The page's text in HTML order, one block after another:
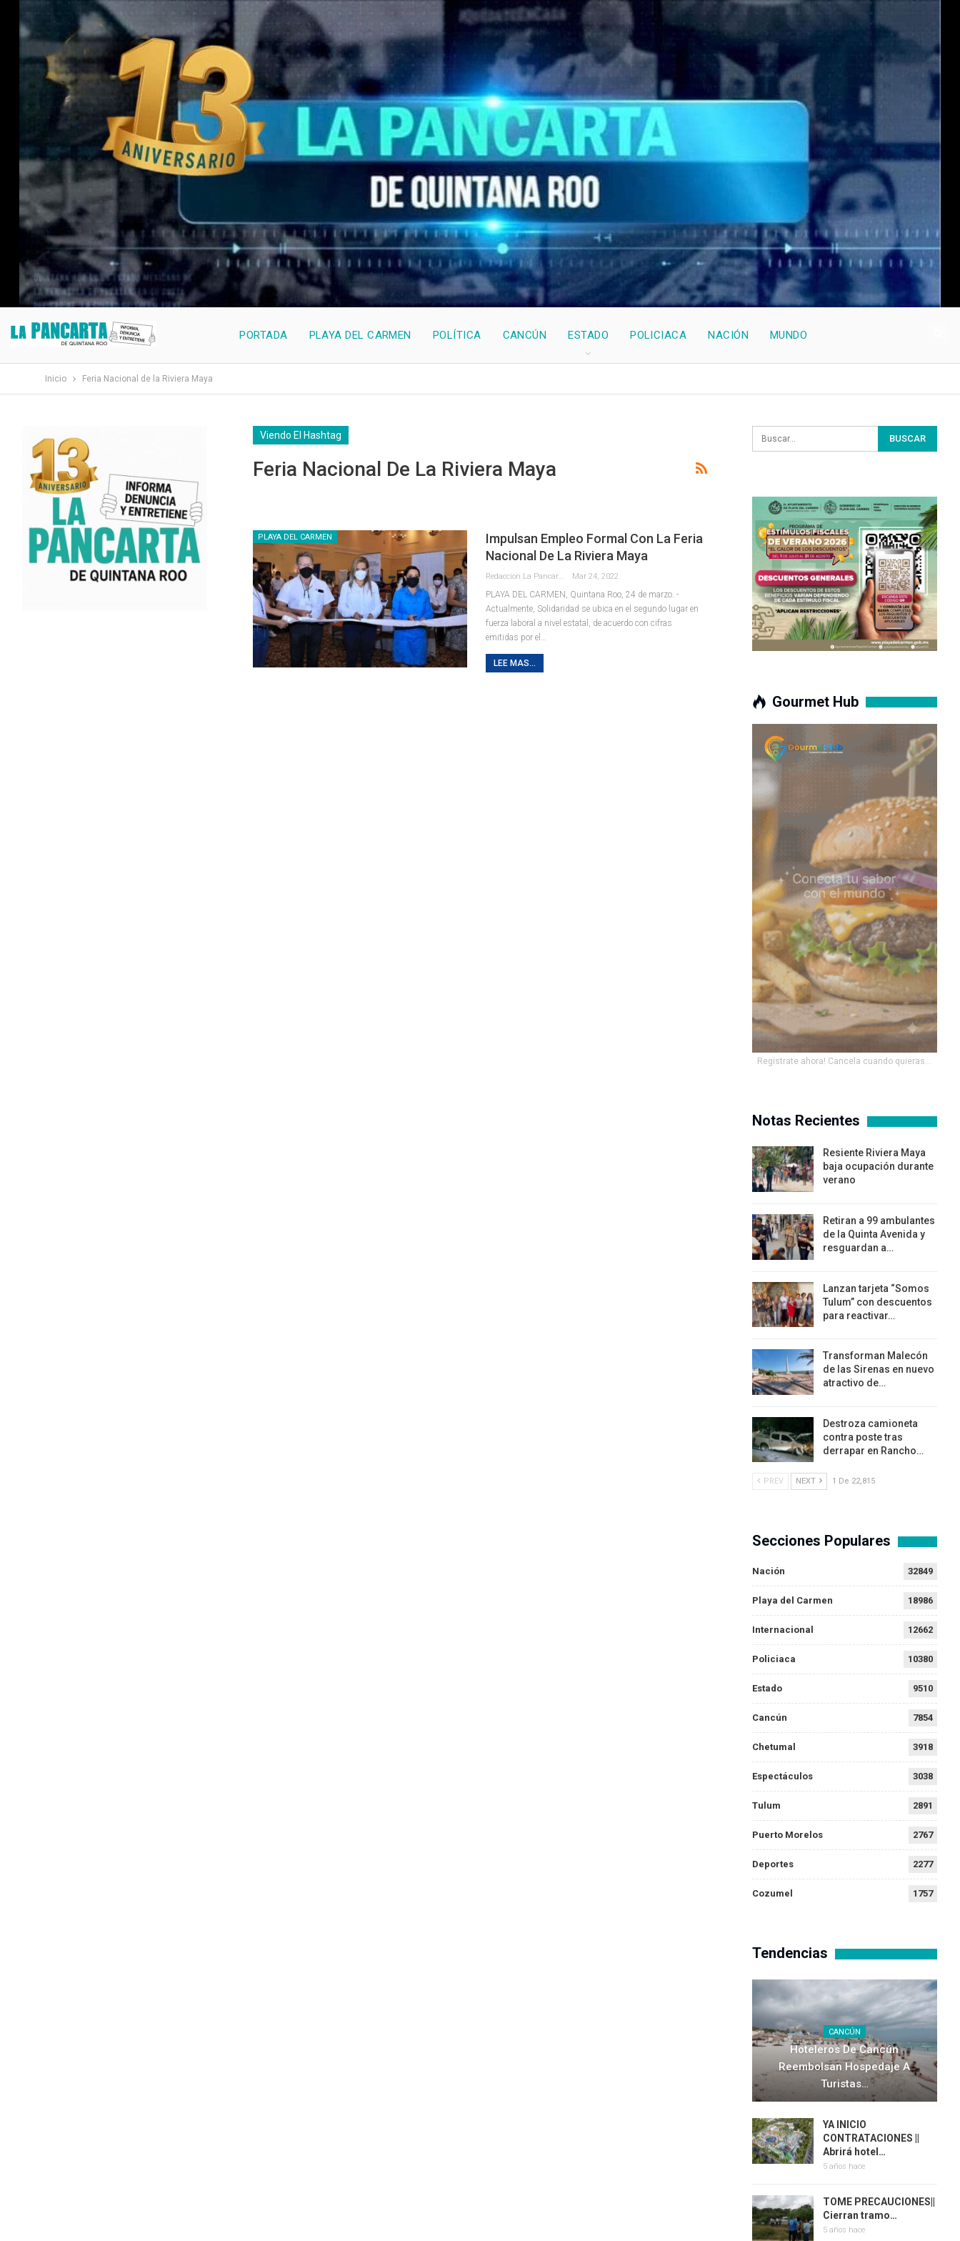
PORTADA PLAYA DEL CARMEN POLÍTICA CANCÚN ESTADO POLICIACA NACIÓN MUNDO
Inicio Feria Nacional de la Riviera Maya
Viendo El Hashtag
Feria Nacional De La Riviera Maya
PLAYA DEL CARMEN
Impulsan Empleo Formal Con La Feria
Nacional De La Riviera Maya
Mar 24, 2022
PLAYA DEL CARMEN, Quintana Roo, 24 de marzo. -
Actualmente, Solidaridad se ubica en el segundo lugar en
fuerza laboral a nivel estatal, de acuerdo con cifras
emitidas por el
LEE MAS...
Gourmet Hub
Registrate ahora! Cancela cuando quieras...
Notas Recientes
Resiente Riviera Maya
baja ocupación durante
verano
Retiran a 99 ambulantes
de la Quinta Avenida y
resguardan a…
Lanzan tarjeta “Somos
Tulum” con descuentos
para reactivar…
Transforman Malecón
de las Sirenas en nuevo
atractivo de…
Destroza camioneta
contra poste tras
derrapar en Rancho…
PREV NEXT 1 De 22,815
Secciones Populares
Nación 32849
Playa del Carmen 18986
Internacional 12662
Policiaca 10380
Estado 9510
Cancún 7854
Chetumal 3918
Espectáculos 3038
Tulum 2891
Puerto Morelos 2767
Deportes 2277
Cozumel 1757
Tendencias
CANCÚN
Hoteleros De Cancún
Reembolsan Hospedaje A
Turistas…
YA INICIO
CONTRATACIONES ||
Abrirá hotel…
5 años hace
TOME PRECAUCIONES||
Cierran tramo…
5 años hace